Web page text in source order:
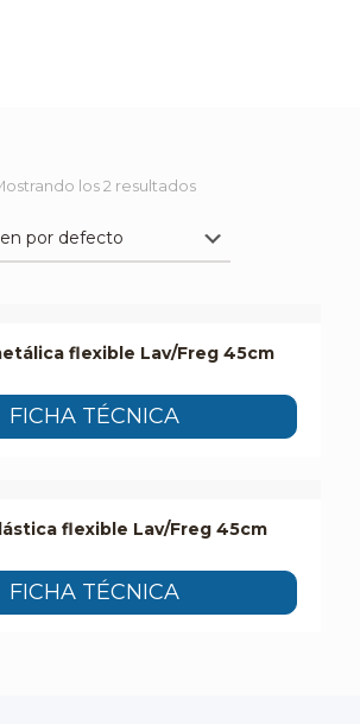
los 2 resultados
flexible Lav/Freg 45cm
FICHA TÉCNICA
flexible Lav/Freg 45cm
FICHA TÉCNICA